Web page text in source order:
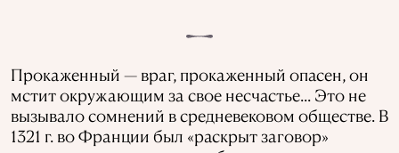
Прокаженный — враг, прокаженный опасен, он
мстит окружающим за свое несчастье... Это не
вызывало сомнений в средневековом обществе. В
1321 г. во Франции был «раскрыт заговор»